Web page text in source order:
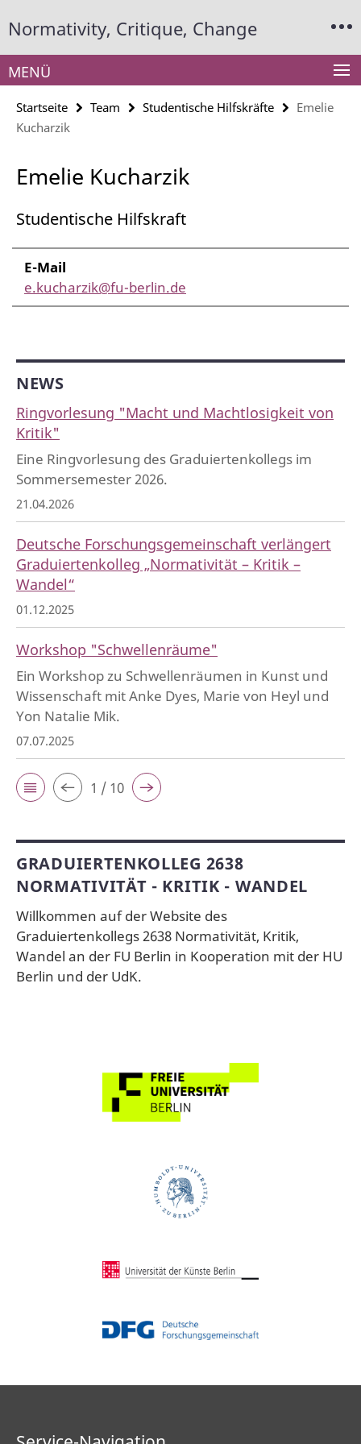
direkt
Inhalt
Normativity, Critique, Change
Service-
Navigation
MENÜ
Startseite Team Studentische Hilfskräfte
Emelie
Kucharzik
Emelie Kucharzik
Studentische Hilfskraft
E-Mail
e.kucharzik@fu-berlin.de
NEWS
Ringvorlesung "Macht und Machtlosigkeit von
Kritik"
Eine Ringvorlesung des Graduiertenkollegs im
Sommersemester 2026.
21.04.2026
Deutsche Forschungsgemeinschaft verlängert
Graduiertenkolleg „Normativität – Kritik –
Wandel“
01.12.2025
Workshop "Schwellenräume"
Ein Workshop zu Schwellenräumen in Kunst und
Wissenschaft mit Anke Dyes, Marie von Heyl und
Yon Natalie Mik.
07.07.2025
1 / 10
GRADUIERTENKOLLEG 2638
NORMATIVITÄT - KRITIK - WANDEL
Willkommen auf der Website des
Graduiertenkollegs 2638 Normativität, Kritik,
Wandel an der FU Berlin in Kooperation mit der HU
Berlin und der UdK.